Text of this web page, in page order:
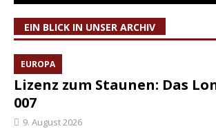
EIN BLICK IN UNSER ARCHIV
EUROPA
Lizenz zum Staunen: Das
007
9. August 2026